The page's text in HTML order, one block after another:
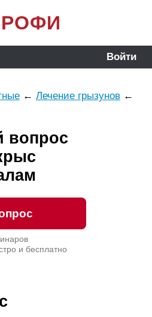
Войти
← Лечение грызунов←
вопрос
и бесплатно